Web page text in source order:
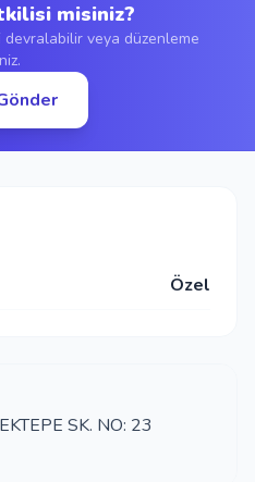
Ekle
misiniz?
devralabilir veya düzenleme
Özel
SK. NO: 23